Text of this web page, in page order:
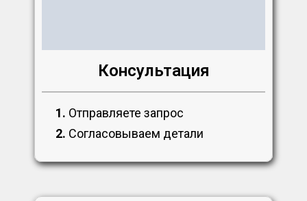
Консультация
1. Отправляете запрос
2. Согласовываем детали